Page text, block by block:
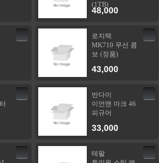
(1TB)
48,000
로지텍
MK710 무선 콤
보 (정품)
43,000
반다이
이언맨 마크 46
피규어
33,000
테팔